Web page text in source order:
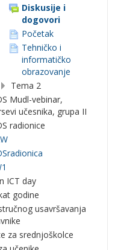
Diskusije i
dogovori
Početak
Tehničko i
informatičko
obrazovanje
Tema 2
Mudl-vebinar,
učesnika, grupa II
radionice
ICT day
godine
usavršavanja
za srednjoškolce